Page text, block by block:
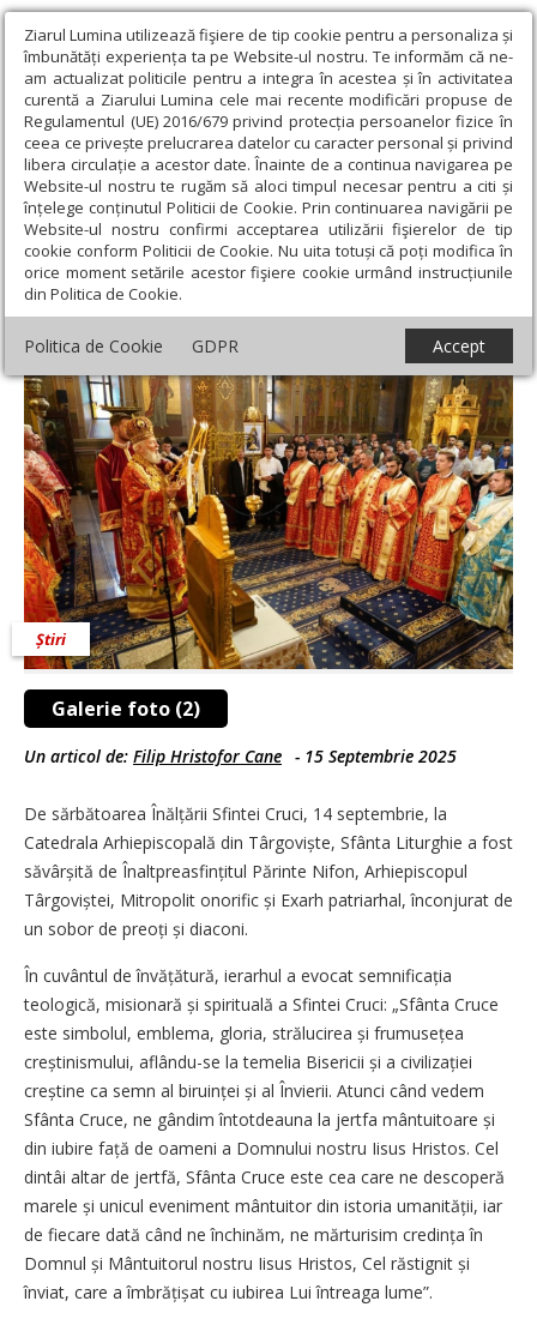
Ziarul Lumina utilizează fişiere de tip cookie pentru a personaliza și
îmbunătăți experiența ta pe Website-ul nostru. Te informăm că ne-
am actualizat politicile pentru a integra în acestea și în activitatea
curentă a Ziarului Lumina cele mai recente modificări propuse de
Regulamentul (UE) 2016/679 privind protecția persoanelor fizice în
ceea ce privește prelucrarea datelor cu caracter personal și privind
libera circulație a acestor date. Înainte de a continua navigarea pe
Website-ul nostru te rugăm să aloci timpul necesar pentru a citi și
înțelege conținutul Politicii de Cookie. Prin continuarea navigării pe
Website-ul nostru confirmi acceptarea utilizării fişierelor de tip
cookie conform Politicii de Cookie. Nu uita totuși că poți modifica în
orice moment setările acestor fişiere cookie urmând instrucțiunile
din Politica de Cookie.
Politica de Cookie GDPR Accept
Ziarul Lumina › Actualitate religioasă › Știri › Popas
duhovnicesc la Catedrala din Târgoviște
Popas duhovnicesc la Catedrala din
Târgoviște
Galerie foto (2)
Știri
Un articol de: Filip Hristofor Cane - 15 Septembrie 2025
De sărbătoarea Înălțării Sfintei Cruci, 14 septembrie, la
Catedrala Arhiepiscopală din Târgoviște, Sfânta Liturghie a fost
săvârșită de Înaltpreasfințitul Părinte Nifon, Arhiepiscopul
Târgoviștei, Mitropolit onorific și Exarh patriarhal, înconjurat de
un sobor de preoți și diaconi.
În cuvântul de învățătură, ierarhul a evocat semnificația
teologică, misionară și spirituală a Sfintei Cruci: „Sfânta Cruce
este simbolul, emblema, gloria, strălucirea și frumusețea
creștinis­mului, aflându-se la temelia Bisericii și a civili­za­ției
creștine ca semn al biruinței și al Învierii. Atunci când vedem
Sfânta Cruce, ne gândim întotdeauna la jertfa mântuitoare și
din iubire față de oameni a Domnului nostru Iisus Hristos. Cel
dintâi altar de jertfă, Sfânta Cruce este cea care ne descoperă
marele și unicul eveniment mântuitor din istoria umanității, iar
de fiecare dată când ne închinăm, ne mărturisim credința în
Domnul și Mântuitorul nostru Iisus Hristos, Cel răstignit și
înviat, care a îmbrățișat cu iubirea Lui întreaga lume”.